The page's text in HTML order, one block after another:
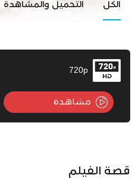
الكل التحميل والمشاهدة
720p
مشاهدة
قصة الفيلم